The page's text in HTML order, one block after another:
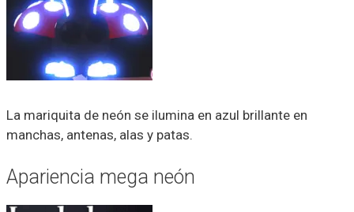
La mariquita de neón se ilumina en azul brillante en
manchas, antenas, alas y patas.
Apariencia mega neón